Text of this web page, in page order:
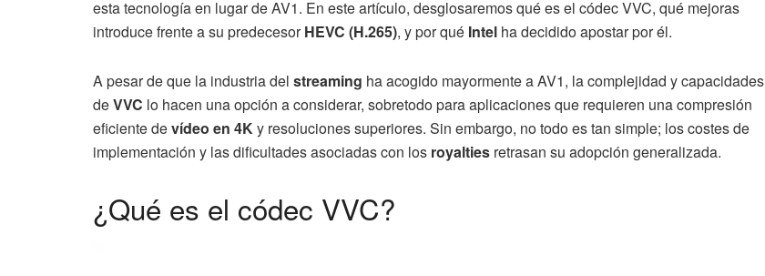
esta tecnología en lugar de AV1. En este artículo, desglosaremos qué es el códec VVC, qué mejoras
introduce frente a su predecesorHEVC (H.265), y por qué Intel ha decidido apostar por él.
A pesar de que la industria del streaming ha acogido mayormente a AV1, la complejidad y capacidades
deVVC lo hacen una opción a considerar, sobretodo para aplicaciones que requieren una compresión
eficiente devídeo en 4Ky resoluciones superiores. Sin embargo, no todo es tan simple; los costes de
implementación y las dificultades asociadas con los royalties retrasan su adopción generalizada.
¿Qué es el códec VVC?